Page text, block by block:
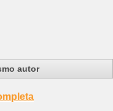
autor